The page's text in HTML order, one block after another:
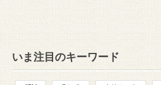
いま注目のキーワード